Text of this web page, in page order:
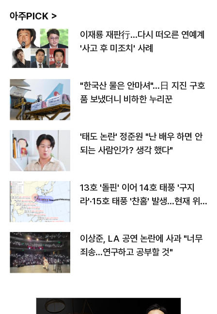
아주PICK >
이재룡 재판行…다시 떠오른 연예계
'사고 후 미조치' 사례
"한국산 물은 안마셔"…日 지진 구호
품 보냈더니 비하한 누리꾼
'태도 논란' 정준원 "난 배우 하면 안
되는 사람인가? 생각 했다"
13호 '돌핀' 이어 14호 태풍 '구지
라'·15호 태풍 '찬홈' 발생…현재 위
이상준, LA 공연 논란에 사과 "너무
죄송…연구하고 공부할 것"